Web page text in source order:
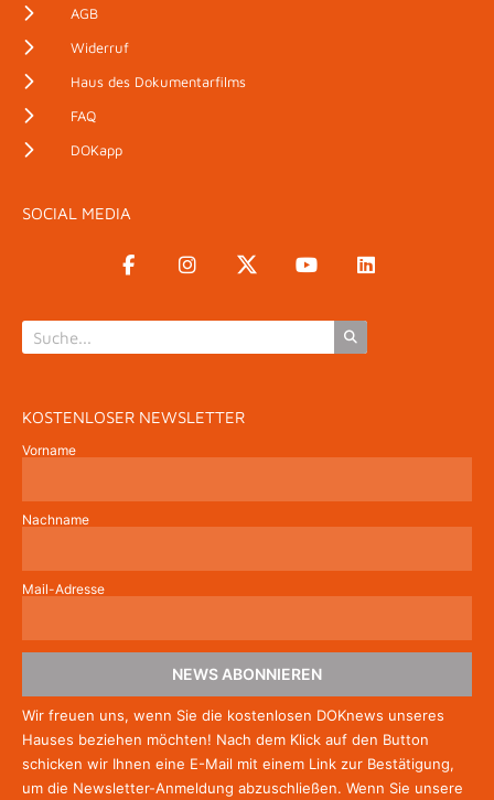
AGB
Widerruf
Haus des Dokumentarfilms
FAQ
DOKapp
SOCIAL MEDIA
KOSTENLOSER NEWSLETTER
Vorname
Nachname
Mail-Adresse
NEWS ABONNIEREN
Wir freuen uns, wenn Sie die kostenlosen DOKnews unseres
Hauses beziehen möchten! Nach dem Klick auf den Button
schicken wir Ihnen eine E-Mail mit einem Link zur Bestätigung,
um die Newsletter-Anmeldung abzuschließen. Wenn Sie unsere